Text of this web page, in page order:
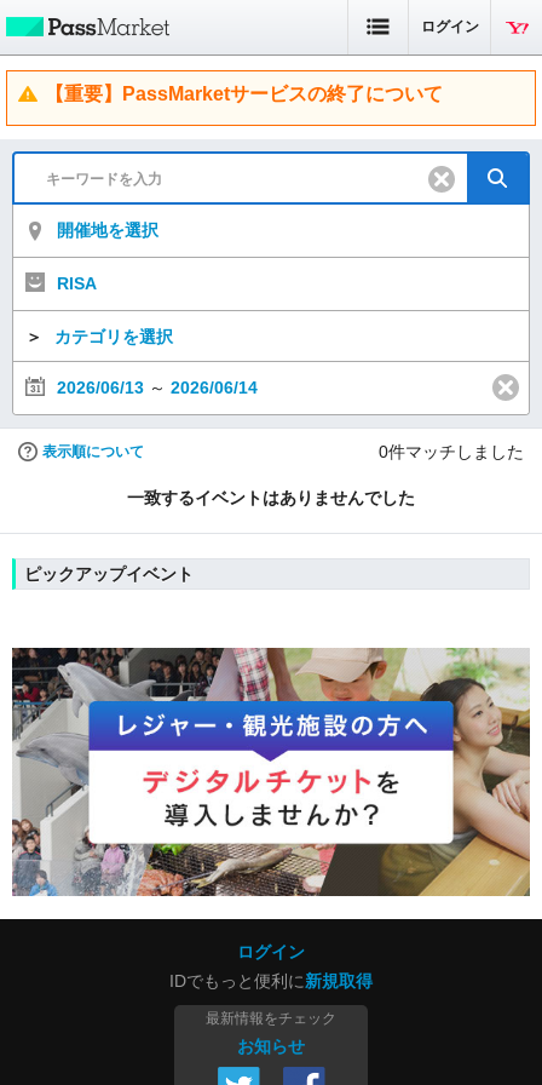
ログイン
【重要】PassMarketサービスの終了について
開催地を選択
RISA
＞ カテゴリを選択
2026/06/13 ～ 2026/06/14
表示順について 0件マッチしました
一致するイベントはありませんでした
ピックアップイベント
ログイン
IDでもっと便利に新規取得
最新情報をチェック
お知らせ